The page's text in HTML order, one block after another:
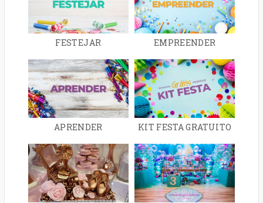
FESTEJAR EMPREENDER
APRENDER KIT FESTA GRATUITO